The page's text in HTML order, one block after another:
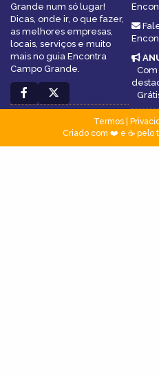
Grande num só lugar!
Dicas, onde ir, o que fazer,
as melhores empresas,
locais, serviços e muito
mais no guia Encontra
Campo Grande.
Com
Termos|
Criado com ❤️ e ☕ pelo